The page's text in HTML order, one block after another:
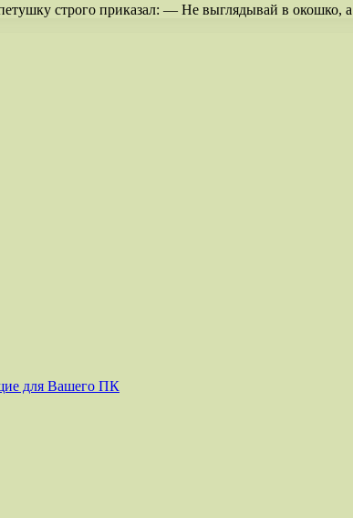
строго приказал: — Не выглядывай в
для Вашего ПК